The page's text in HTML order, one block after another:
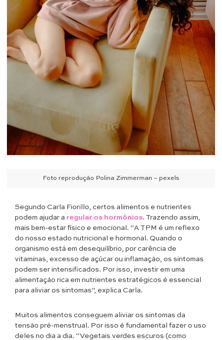
Foto reprodução Polina Zimmerman – pexels
Segundo Carla Fiorillo, certos alimentos e nutrientes
podem ajudar a regular os hormônios. Trazendo assim,
mais bem-estar físico e emocional. “A TPM é um reflexo
do nosso estado nutricional e hormonal. Quando o
organismo está em desequilíbrio, por carência de
vitaminas, excesso de açúcar ou inflamação, os sintomas
podem ser intensificados. Por isso, investir em uma
alimentação rica em nutrientes estratégicos é essencial
para aliviar os sintomas”, explica Carla.
Muitos alimentos conseguem aliviar os sintomas da
tensão pré-menstrual. Por isso é fundamental fazer o uso
deles no dia a dia. “Vegetais verdes escuros (como